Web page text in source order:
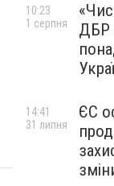
ДБР
10:23
1 серпня
ЄС
14:41
31 липня